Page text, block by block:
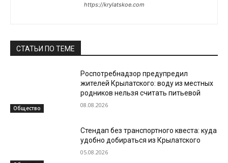
https://krylatskoe.com
СТАТЬИ ПО ТЕМЕ
Общество
Роспотребнадзор предупредил
жителей Крылатского: воду из местных
родников нельзя считать питьевой
08.08.2026
Стендап без транспортного квеста: куда
удобно добираться из Крылатского
05.08.2026